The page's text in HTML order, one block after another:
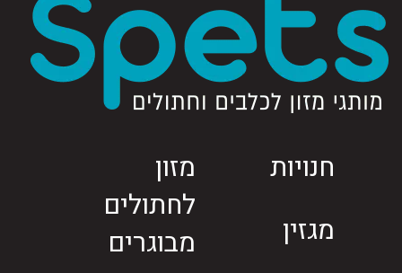
חנויות
מגזין
מזון
לחתולים
מבוגרים